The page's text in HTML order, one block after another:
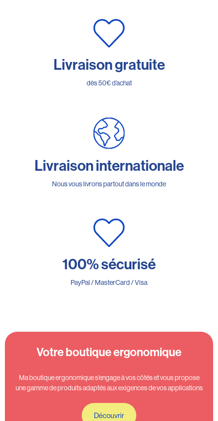
Livraison gratuite
dès 50€ d’achat
Livraison internationale
Nous vous livrons partout dans le monde
100% sécurisé
PayPal / MasterCard / Visa
Votre boutique ergonomique
Ma boutique ergonomique s’engage à vos côtés et vous propose
une gamme de produits adaptés aux exigences de vos applications
Découvrir